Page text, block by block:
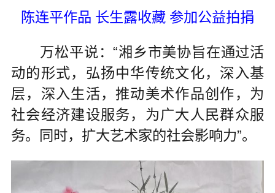
陈连平作品 长生露收藏 参加公益拍捐
万松平说：“湘乡市美协旨在通过活
动的形式，弘扬中华传统文化，深入基
层，深入生活，推动美术作品创作，为
社会经济建设服务，为广大人民群众服
务。同时，扩大艺术家的社会影响力”。